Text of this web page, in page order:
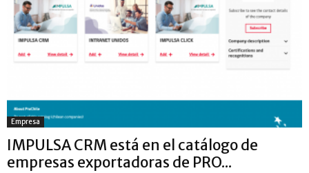
Empresa
IMPULSA CRM está en el catálogo de
empresas exportadoras de PRO...